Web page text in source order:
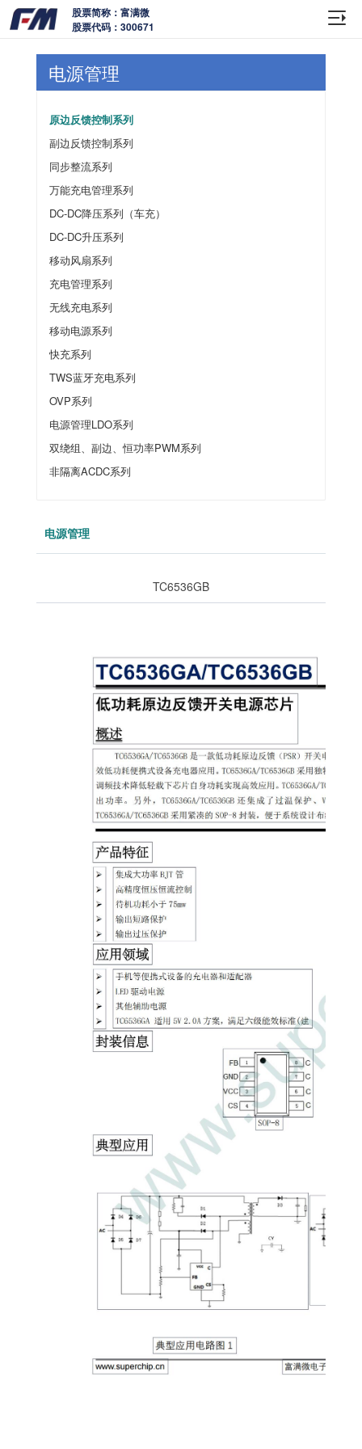
股票简称：富满微
股票代码：300671
电源管理
原边反馈控制系列
副边反馈控制系列
同步整流系列
万能充电管理系列
DC-DC降压系列（车充）
DC-DC升压系列
移动风扇系列
充电管理系列
无线充电系列
移动电源系列
快充系列
TWS蓝牙充电系列
OVP系列
电源管理LDO系列
双绕组、副边、恒功率PWM系列
非隔离ACDC系列
电源管理
TC6536GB